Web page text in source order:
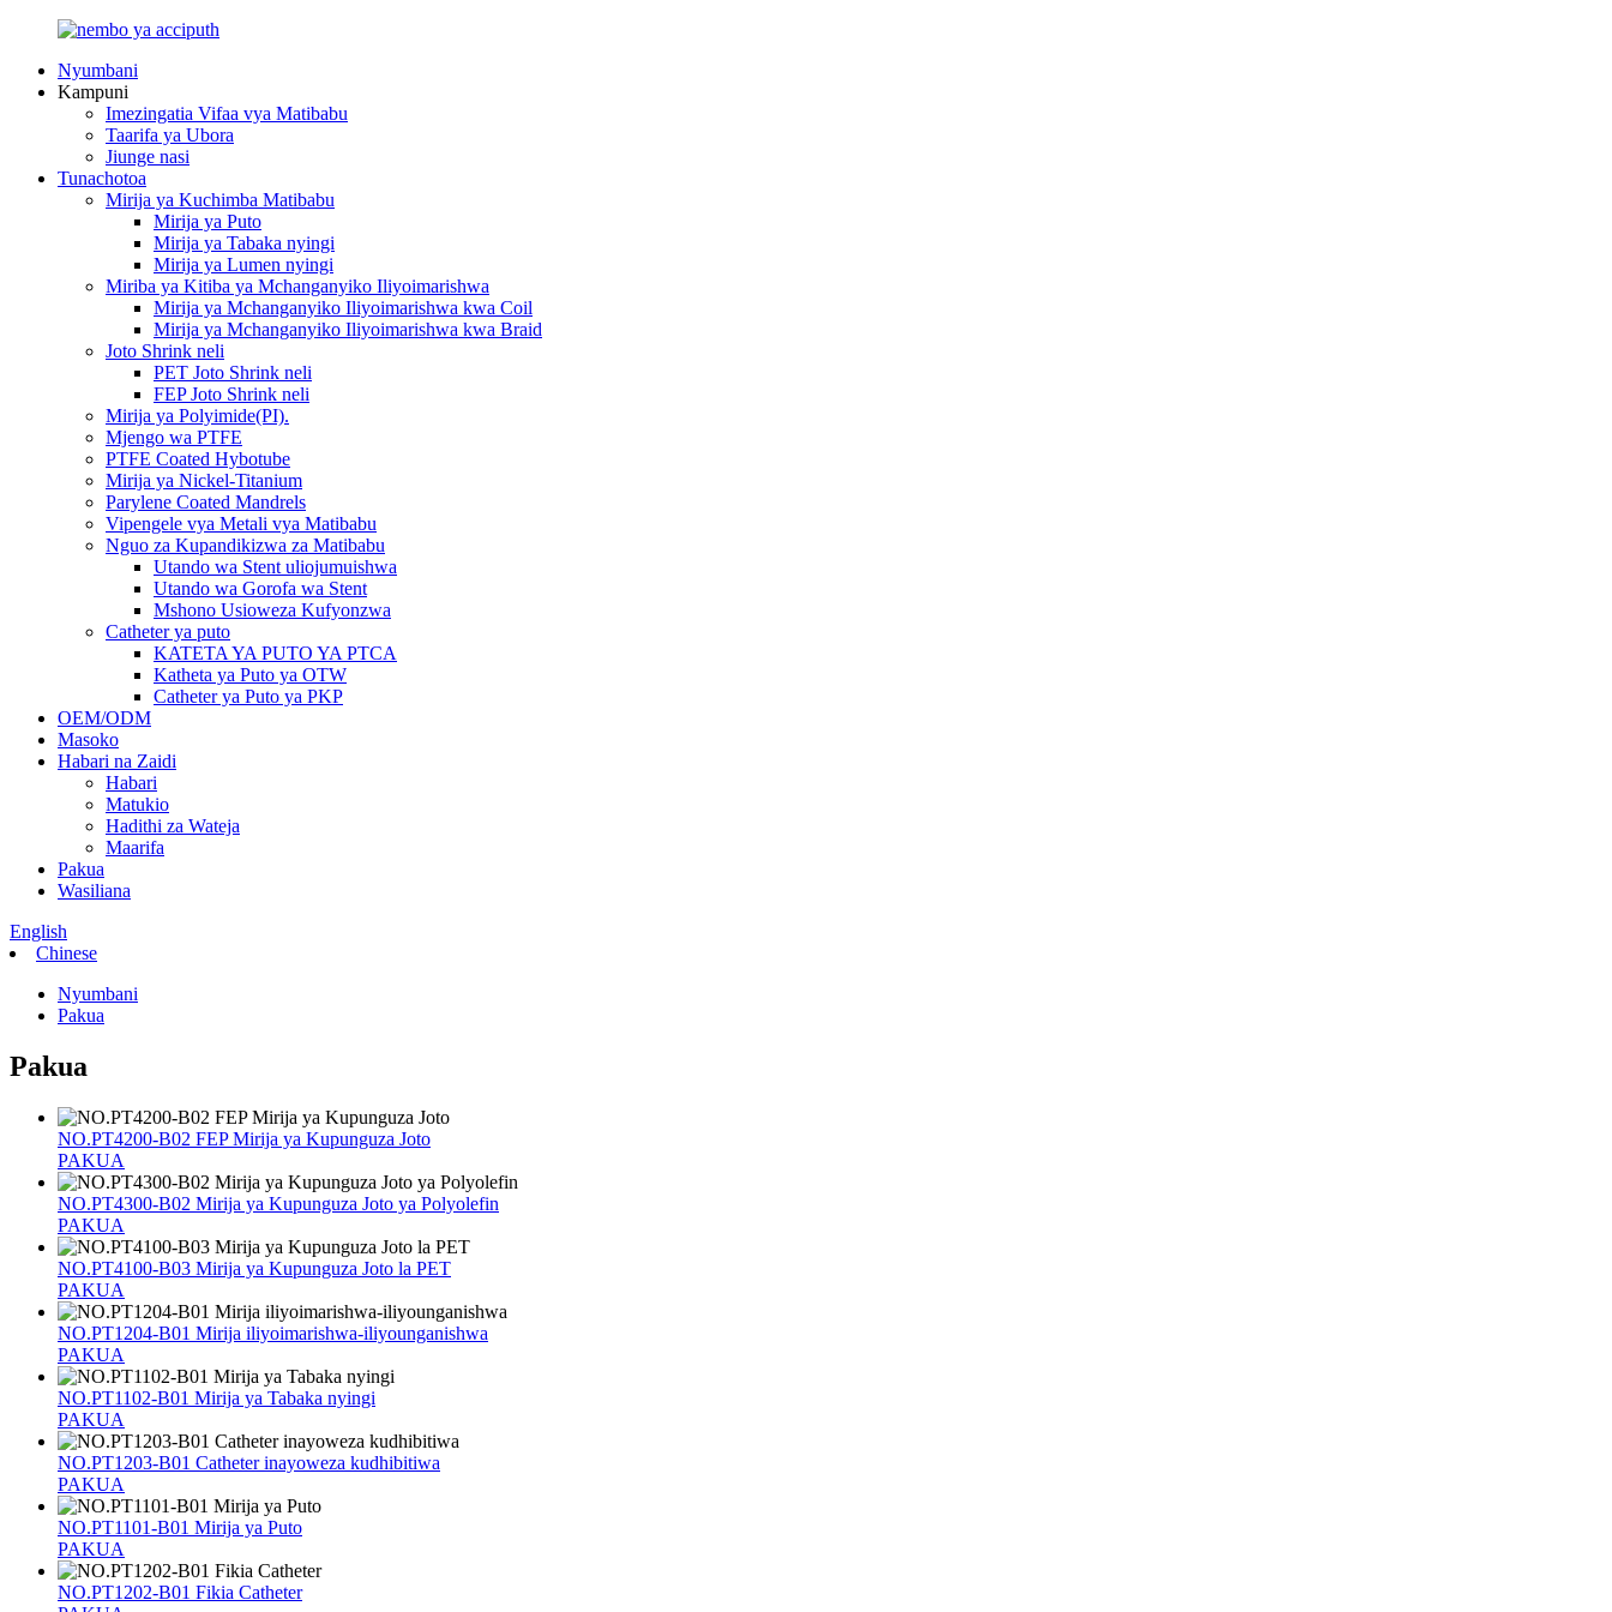
Nyumbani
Kampuni
Imezingatia Vifaa vya Matibabu
Taarifa ya Ubora
Jiunge nasi
Tunachotoa
Mirija ya Kuchimba Matibabu
Mirija ya Puto
Mirija ya Tabaka nyingi
Mirija ya Lumen nyingi
Miriba ya Kitiba ya Mchanganyiko Iliyoimarishwa
Mirija ya Mchanganyiko Iliyoimarishwa kwa Coil
Mirija ya Mchanganyiko Iliyoimarishwa kwa Braid
Joto Shrink neli
PET Joto Shrink neli
FEP Joto Shrink neli
Mirija ya Polyimide(PI).
Mjengo wa PTFE
PTFE Coated Hybotube
Mirija ya Nickel-Titanium
Parylene Coated Mandrels
Vipengele vya Metali vya Matibabu
Nguo za Kupandikizwa za Matibabu
Utando wa Stent uliojumuishwa
Utando wa Gorofa wa Stent
Mshono Usioweza Kufyonzwa
Catheter ya puto
KATETA YA PUTO YA PTCA
Katheta ya Puto ya OTW
Catheter ya Puto ya PKP
OEM/ODM
Masoko
Habari na Zaidi
Habari
Matukio
Hadithi za Wateja
Maarifa
Pakua
Wasiliana
English
Chinese
Nyumbani
Pakua
Pakua
NO.PT4200-B02 FEP Mirija ya Kupunguza Joto
PAKUA
NO.PT4300-B02 Mirija ya Kupunguza Joto ya Polyolefin
PAKUA
NO.PT4100-B03 Mirija ya Kupunguza Joto la PET
PAKUA
NO.PT1204-B01 Mirija iliyoimarishwa-iliyounganishwa
PAKUA
NO.PT1102-B01 Mirija ya Tabaka nyingi
PAKUA
NO.PT1203-B01 Catheter inayoweza kudhibitiwa
PAKUA
NO.PT1101-B01 Mirija ya Puto
PAKUA
NO.PT1202-B01 Fikia Catheter